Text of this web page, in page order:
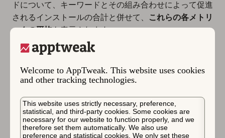
Welcome to AppTweak. This website uses cookies
and other tracking technologies.
This website uses strictly necessary, preference,
statistical, and third-party cookies. Some cookies are
necessary for our website to function properly, and we
therefore set them automatically. We also use
preference and statistical cookies. We only set these
ドについて、キーワードとその組み合わせによって促進
されるインストールの合計と併せて、
これらの各メトリ
ックの平均も表示されます。
ワンポイントアドバイス
キーワードは複数の組み合わせで繰り返され
る可能性があり、同じインストールが異なる